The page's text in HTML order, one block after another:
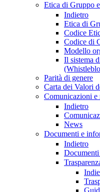
Etica di Gruppo
Indietro
Etica di
Codice
Codice di
Modello
Il sistema
Parità di genere
Carta dei Valori
Comunicazioni e
Indietro
News
Documenti e
Indietro